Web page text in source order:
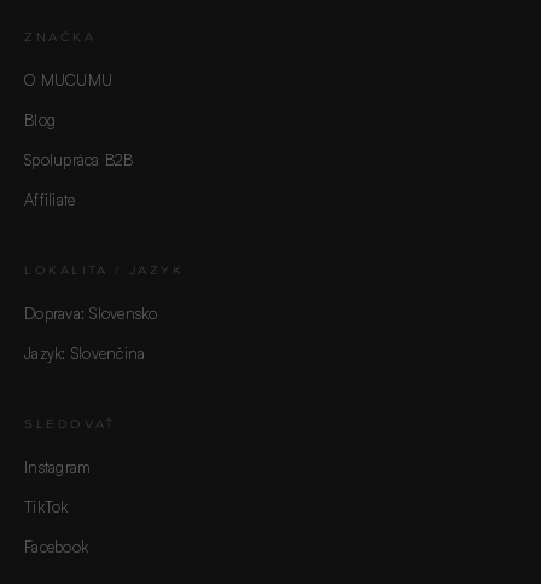
ZNAČKA
O MUCUMU
Blog
Spolupráca B2B
Affiliate
LOKALITA / JAZYK
Doprava: Slovensko
Jazyk: Slovenčina
SLEDOVAŤ
Instagram
TikTok
Facebook